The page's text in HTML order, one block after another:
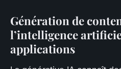
Génération de
l’intelligence
applications